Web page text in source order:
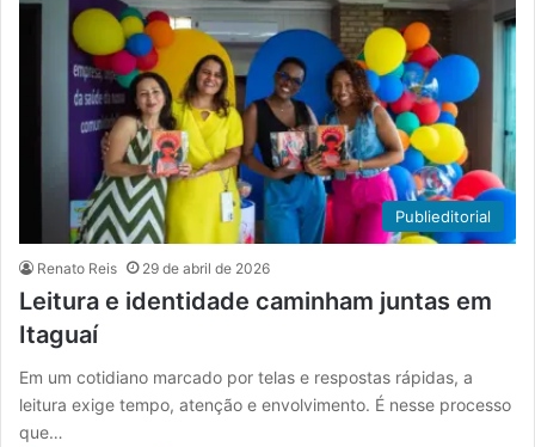
Publieditorial
Renato Reis 29 de abril de 2026
Leitura e identidade caminham juntas em
Itaguaí
Em um cotidiano marcado por telas e respostas rápidas, a
leitura exige tempo, atenção e envolvimento. É nesse processo
que…